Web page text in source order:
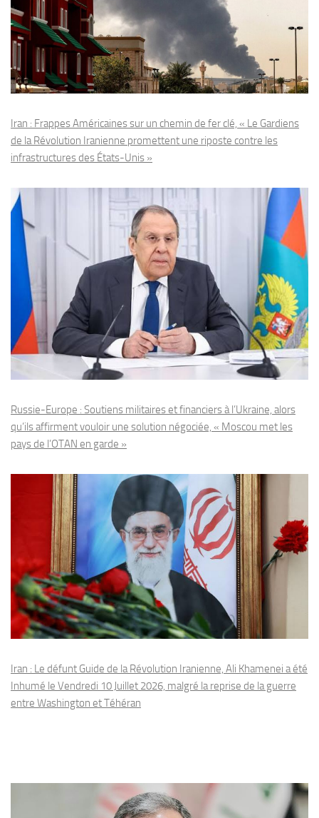
Iran : Frappes Américaines sur un chemin de fer clé, « Le Gardiens
de la Révolution Iranienne promettent une riposte contre les
infrastructures des États-Unis »
Russie-Europe : Soutiens militaires et financiers à l’Ukraine, alors
qu’ils affirment vouloir une solution négociée, « Moscou met les
pays de l’OTAN en garde »
Iran : Le défunt Guide de la Révolution Iranienne, Ali Khamenei a été
Inhumé le Vendredi 10 Juillet 2026, malgré la reprise de la guerre
entre Washington et Téhéran